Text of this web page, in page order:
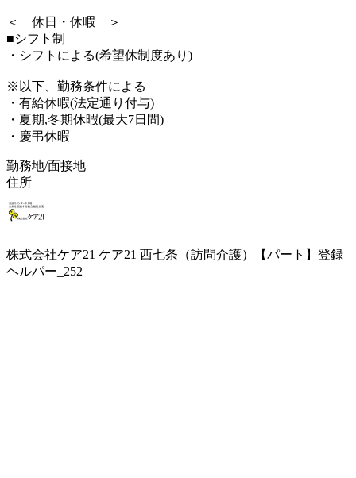
＜ 休日・休暇 ＞
■シフト制
・シフトによる(希望休制度あり)
※以下、勤務条件による
・有給休暇(法定通り付与)
・夏期,冬期休暇(最大7日間)
・慶弔休暇
勤務地/面接地
住所
株式会社ケア21 ケア21 西七条（訪問介護）【パート】登録
ヘルパー_252